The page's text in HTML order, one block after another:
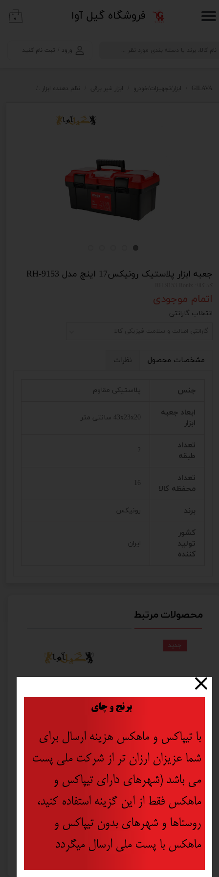
​فروشگاه گیل آوا
ورود ثبت نام کنید
حساب کاربری من
خروج از حساب کاربری
۰
GILAVA ابزار/تجهیزات/خودرو ابزار غیر برقی نظم دهنده ابزار
جعبه ابزار پلاستیک رونیکس17 اینچ مدل RH-9153
اتمام موجودی
انتخاب گارانتی
گارانتی اصالت و سلامت فیزیکی کالا
مشخصات محصول نظرات
جنس پلاستیکی مقاوم
ابعاد جعبه
ابزار
43x23x20 سانتی متر
تعداد
طبقه
2
تعداد
محفظه کالا
16
برند رونیکس
کشور
تولید
کننده
ایران
محصولات مرتبط
جدید
برنج و چای
با تیپاکس و ماهکس هزینه ارسال برای
شما عزیزان ارزان تر از شرکت ملی پست
می باشد (شهرهای دارای تیپاکس و
ماهکس فقط از این گزینه استفاده کنید،
روستاها و شهرهای بدون تیپاکس و
ماهکس با پست ملی ارسال میگردد